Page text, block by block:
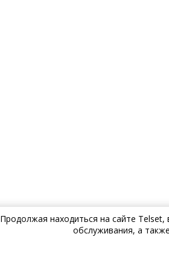
Продолжая находиться на сайте
обслуживания, а